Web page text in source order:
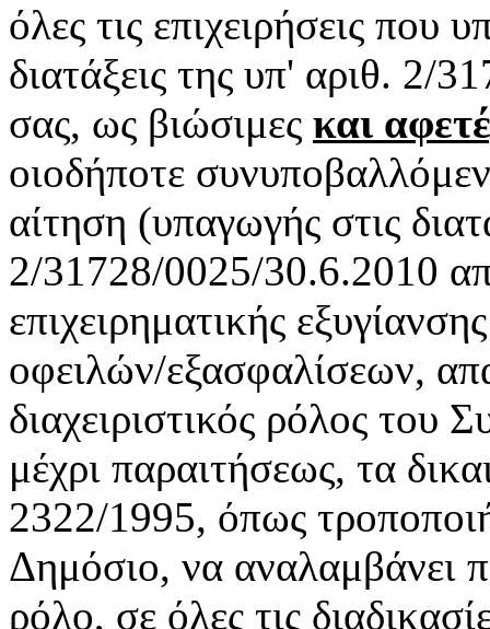
όλες τις επιχειρήσεις που
διατάξεις της υπ' αριθ.
σας, ως βιώσιμες και
οιοδήποτε
αίτηση (υπαγωγής στις
2/31728/0025/30.6.2010
επιχειρηματικής
οφειλών/εξασφαλίσεων,
διαχειριστικός ρόλος του
μέχρι παραιτήσεως, τα
2322/1995, όπως
Δημόσιο, να αναλαμβάνει
ρόλο, σε όλες τις